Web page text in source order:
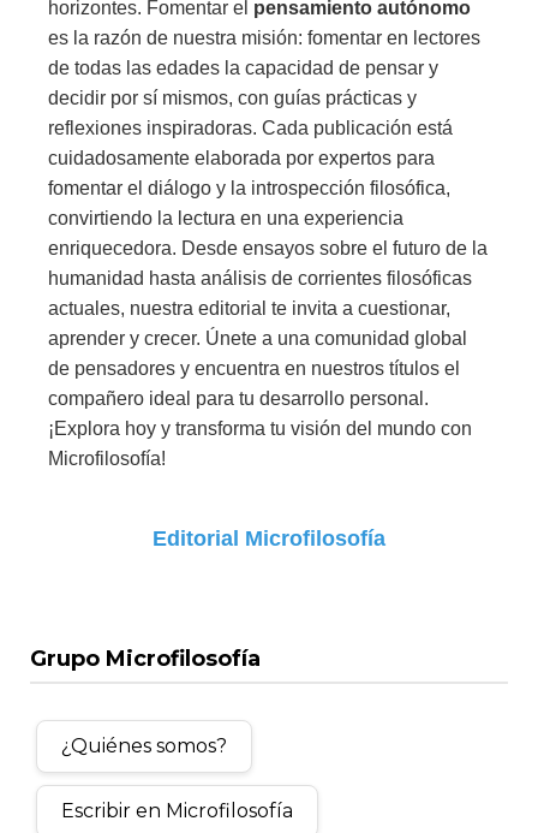
horizontes. Fomentar el pensamiento autónomo
es la razón de nuestra misión: fomentar en lectores
de todas las edades la capacidad de pensar y
decidir por sí mismos, con guías prácticas y
reflexiones inspiradoras. Cada publicación está
cuidadosamente elaborada por expertos para
fomentar el diálogo y la introspección filosófica,
convirtiendo la lectura en una experiencia
enriquecedora. Desde ensayos sobre el futuro de la
humanidad hasta análisis de corrientes filosóficas
actuales, nuestra editorial te invita a cuestionar,
aprender y crecer. Únete a una comunidad global
de pensadores y encuentra en nuestros títulos el
compañero ideal para tu desarrollo personal.
¡Explora hoy y transforma tu visión del mundo con
Microfilosofía!
Editorial Microfilosofía
Grupo Microfilosofía
¿Quiénes somos?
Escribir en Microfilosofía